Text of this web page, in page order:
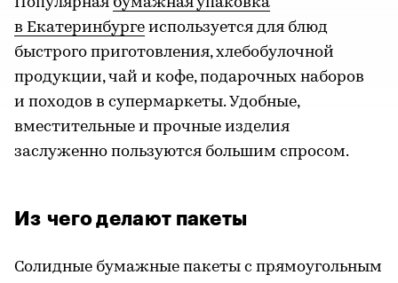
в Екатеринбурге используется для блюд
быстрого приготовления, хлебобулочной
продукции, чай и кофе, подарочных наборов
и походов в супермаркеты. Удобные,
вместительные и прочные изделия
заслуженно пользуются большим спросом.
Из чего делают пакеты
Солидные бумажные пакеты с прямоугольным